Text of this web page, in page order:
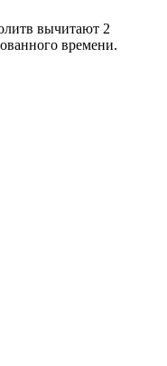
вычитают 2
времени.